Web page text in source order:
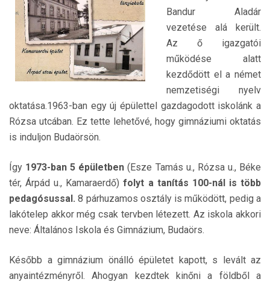
Bandur Aladár
vezetése alá került.
Az ő igazgatói
működése alatt
kezdődött el a német
nemzetiségi nyelv
oktatása.1963-ban egy új épülettel gazdagodott iskolánk a
Rózsa utcában. Ez tette lehetővé, hogy gimnáziumi oktatás
is induljon Budaörsön.
Így 1973-ban 5 épületben (Esze Tamás u., Rózsa u., Béke
tér, Árpád u., Kamaraerdő)folyt a tanítás 100-nál is több
pedagósussal. 8 párhuzamos osztály is működött, pedig a
lakótelep akkor még csak tervben létezett. Az iskola akkori
neve: Általános Iskola és Gimnázium, Budaörs.
Később a gimnázium önálló épületet kapott, s levált az
anyaintézményről. Ahogyan kezdtek kinőni a földből a